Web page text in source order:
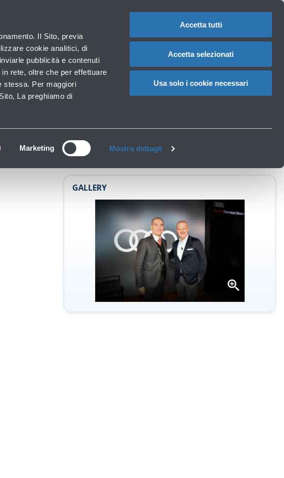
Il Sito, previa
cookie analitici, di
pubblicità e contenuti
rete, oltre che per effettuare
stessa. Per maggiori
La preghiamo di
Marketing Mostra dettagli
Accetta tutti
Accetta selezionati
Usa solo i cookie necessari
CAMBIA
Operatori aeroportuali Carrello
di Bologna
GALLERY
Apri
la
gallery